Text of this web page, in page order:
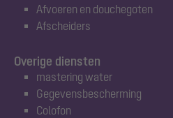
Afvoeren en douchegoten
Afscheiders
Overige diensten
mastering water
Gegevensbescherming
Colofon